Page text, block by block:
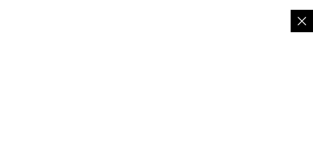
Keenam, pengawasan koperasi sebesar Rp234 miliar
dengan mendorong pengawasan berbasis anggota,